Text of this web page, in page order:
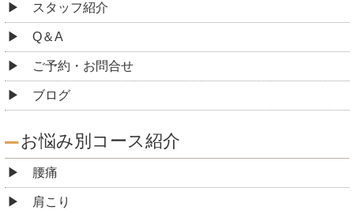
スタッフ紹介
Q＆A
ご予約・お問合せ
ブログ
お悩み別コース紹介
腰痛
肩こり